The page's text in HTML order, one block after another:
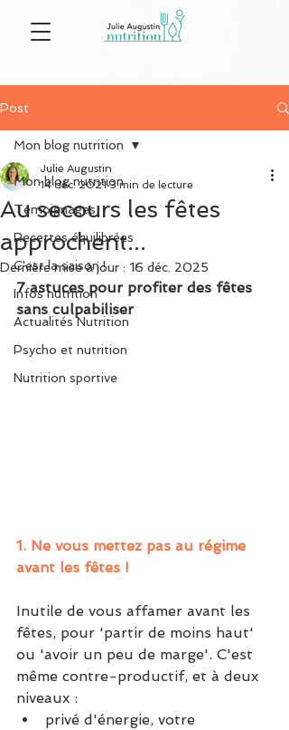
Post
Mon blog nutrition
Témoignages
Recettes équilibrées
C'est la saison !
Infos nutrition
Actualités Nutrition
Psycho et nutrition
Nutrition sportive
Mon blog nutrition
Au secours les fêtes
approchent...
Julie Augustin
14 déc. 2021 3 min de lecture
Dernière mise à jour : 16 déc. 2025
7 astuces pour profiter des fêtes
sans culpabiliser
1. Ne vous mettez pas au régime
avant les fêtes !
Inutile de vous affamer avant les
fêtes, pour 'partir de moins haut'
ou 'avoir un peu de marge'. C'est
même contre-productif, et à deux
niveaux :
privé d'énergie, votre